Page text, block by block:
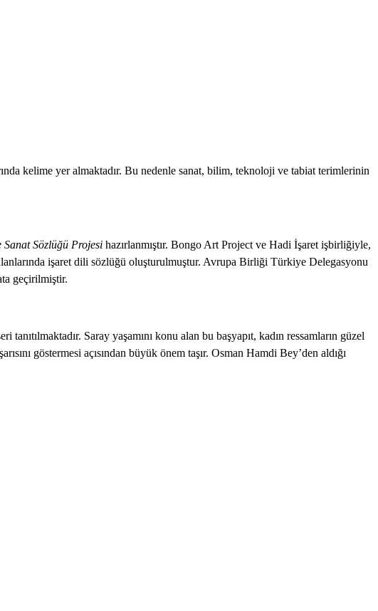
kelime yer almaktadır. Bu nedenle sanat, bilim, teknoloji ve tabiat terimlerinin
Sözlüğü Projesi hazırlanmıştır. Bongo Art Project ve Hadi İşaret işbirliğiyle,
işaret dili sözlüğü oluşturulmuştur. Avrupa Birliği Türkiye Delegasyonu
geçirilmiştir.
tanıtılmaktadır. Saray yaşamını konu alan bu başyapıt, kadın ressamların güzel
göstermesi açısından büyük önem taşır. Osman Hamdi Bey’den aldığı